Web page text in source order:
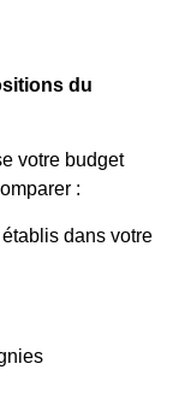
du
votre budget
:
dans votre